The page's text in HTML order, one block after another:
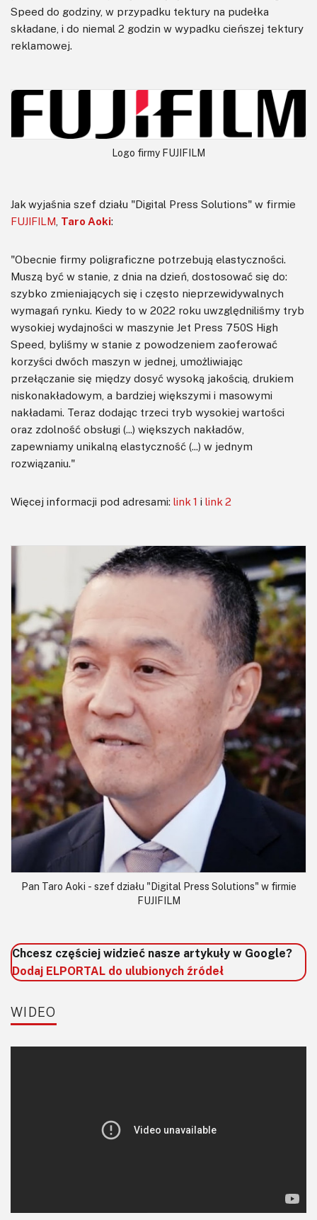
Speed do godziny, w przypadku tektury na pudełka
składane, i do niemal 2 godzin w wypadku cieńszej tektury
reklamowej.
Logo firmy FUJIFILM
Jak wyjaśnia szef działu "Digital Press Solutions" w firmie
FUJIFILM Taro Aoki:
"Obecnie firmy poligraficzne potrzebują elastyczności.
Muszą być w stanie, z dnia na dzień, dostosować się do:
szybko zmieniających się i często nieprzewidywalnych
wymagań rynku. Kiedy to w 2022 roku uwzględniliśmy tryb
wysokiej wydajności w maszynie Jet Press 750S High
Speed, byliśmy w stanie z powodzeniem zaoferować
korzyści dwóch maszyn w jednej, umożliwiając
przełączanie się między dosyć wysoką jakością, drukiem
niskonakładowym, a bardziej większymi i masowymi
nakładami. Teraz dodając trzeci tryb wysokiej wartości
oraz zdolność obsługi (...) większych nakładów,
zapewniamy unikalną elastyczność (...) w jednym
rozwiązaniu."
Więcej informacji pod adresami: link 1 i link 2
Pan Taro Aoki - szef działu "Digital Press Solutions" w firmie
FUJIFILM
Chcesz częściej widzieć nasze artykuły w Google?
Dodaj ELPORTAL do ulubionych źródeł
WIDEO